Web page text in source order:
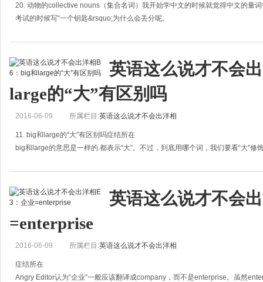
20. 动物的collective nouns（集合名词）我开始学中文的时候就觉得中文的量
考试的时候写“一个钥匙&rsquo;为什么会丢分呢。
英语这么说才不会
large的“大”有区别吗
2016-06-09 所属栏目:英语这么说才不会出洋相
11. big和large的“大”有区别吗症结所在
big和large的意思是一样的.都表示“大”。不过，到底用哪个词，我们要看“大”
英语这么说才不会
=enterprise
2016-06-09 所属栏目:英语这么说才不会出洋相
症结所在
Angry Editor认为“企业”一般应该翻译成company，而不是enterprise。虽然